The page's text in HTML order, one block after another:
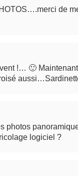
de
!… 🙂
photos
logiciel ?